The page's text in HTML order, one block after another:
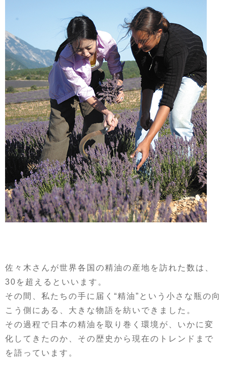
佐々木さんが世界各国の精油の産地を訪れた数は、
30を超えるといいます。
その間、私たちの手に届く“精油”という小さな瓶の向
こう側にある、大きな物語を紡いできました。
その過程で日本の精油を取り巻く環境が、いかに変
化してきたのか、その歴史から現在のトレンドまで
を語っています。